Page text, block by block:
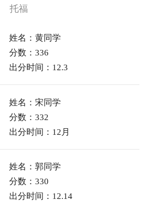
托福
姓名：黄同学
分数：336
出分时间：12.3
姓名：宋同学
分数：332
出分时间：12月
姓名：郭同学
分数：330
出分时间：12.14